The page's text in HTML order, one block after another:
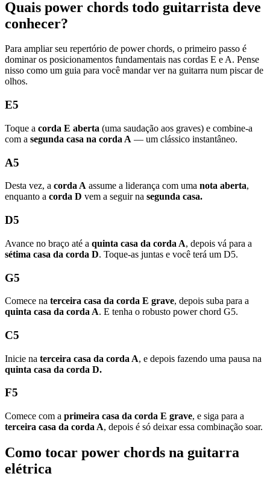
Quais power chords todo guitarrista deve
conhecer?
Para ampliar seu repertório de power chords, o primeiro passo é
dominar os posicionamentos fundamentais nas cordas E e A. Pense
nisso como um guia para você mandar ver na guitarra num piscar de
olhos.
E5
Toque a corda E aberta (uma saudação aos graves) e combine-a
com a segunda casa na corda A — um clássico instantâneo.
A5
Desta vez, a corda A assume a liderança com uma nota aberta,
enquanto a corda D vem a seguir na segunda casa.
D5
Avance no braço até a quinta casa da corda A, depois vá para a
sétima casa da corda D. Toque-as juntas e você terá um D5.
G5
Comece na terceira casa da corda E grave, depois suba para a
quinta casa da corda A. E tenha o robusto power chord G5.
C5
Inicie na terceira casa da corda A, e depois fazendo uma pausa na
quinta casa da corda D.
F5
Comece com a primeira casa da corda E grave, e siga para a
terceira casa da corda A, depois é só deixar essa combinação soar.
Como tocar power chords na guitarra
elétrica